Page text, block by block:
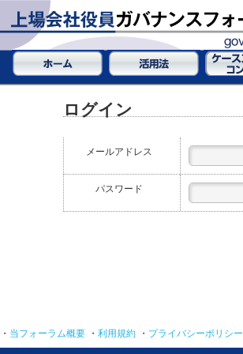
ログイン
メールアドレス
パスワード
・ 当フォーラム概要 ・ 利用規約 ・ プライバシーポリシー